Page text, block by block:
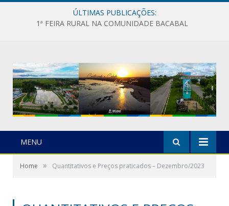
ÚLTIMAS PUBLICAÇÕES:
1ª FEIRA RURAL NA COMUNIDADE BACABAL
MENU
Home » Quantitativos e Preços praticados – Dezembro/2023